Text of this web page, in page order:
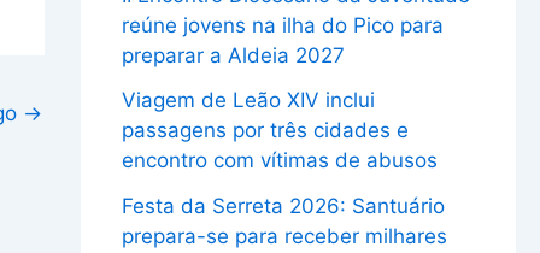
→
reúne jovens na ilha do Pico para
preparar a Aldeia 2027
Viagem de Leão XIV inclui
passagens por três cidades e
encontro com vítimas de abusos
Festa da Serreta 2026: Santuário
prepara-se para receber milhares